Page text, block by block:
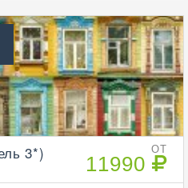
ОТ
11990
3*)